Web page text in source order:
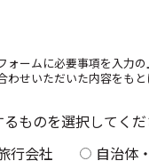
ォームに必要事項を入力
わせいただいた内容をも
ものを選択してくだ
行会社
自治体